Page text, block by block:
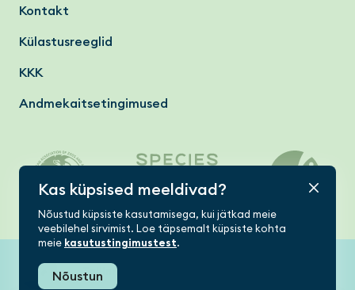
Footer menu
Kontakt
Külastusreeglid
KKK
Andmekaitsetingimused
Tallinn Zoo © 2026
Kas küpsised meeldivad?
Nõustud küpsiste kasutamisega, kui jätkad meie
veebilehel sirvimist. Loe täpsemalt küpsiste kohta
meie kasutustingimustest.
Nõustun